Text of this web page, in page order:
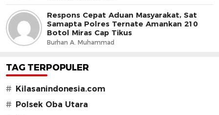
Respons Cepat Aduan Masyarakat, Sat
Samapta Polres Ternate Amankan 210
Botol Miras Cap Tikus
Burhan A. Muhammad
TAG TERPOPULER
# Kilasanindonesia.com
# Polsek Oba Utara